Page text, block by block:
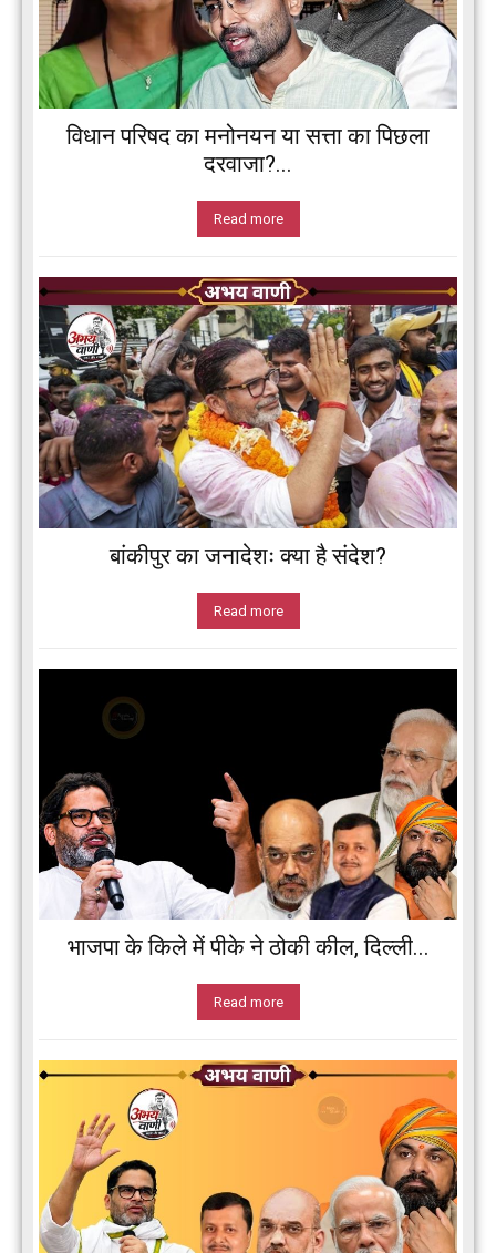
विधान परिषद का मनोनयन या सत्ता का पिछला
दरवाजा?...
Read more
बांकीपुर का जनादेशः क्या है संदेश?
Read more
भाजपा के किले में पीके ने ठोकी कील, दिल्ली...
Read more